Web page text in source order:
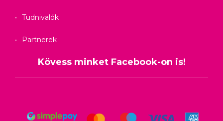
Tudnivalók
Partnerek
Kövess minket Facebook-on is!